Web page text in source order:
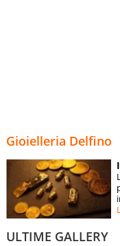
Gioielleria Delfino
ULTIME GALLERY